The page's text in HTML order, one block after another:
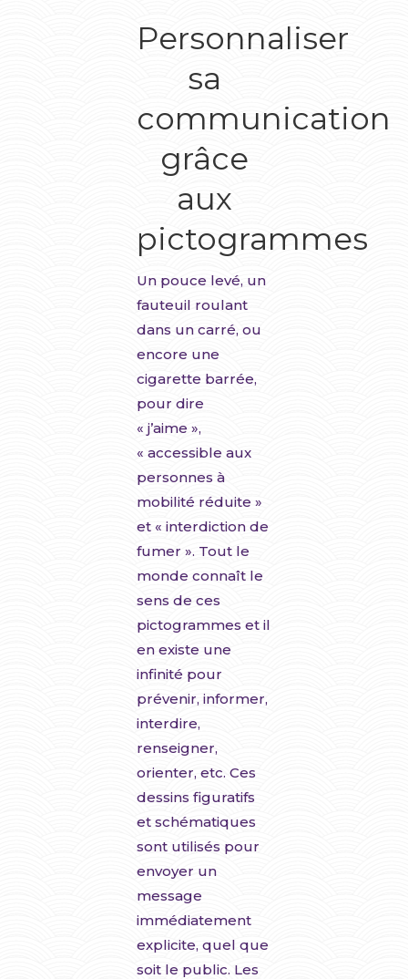
Personnaliser
sa
communication
grâce
aux
pictogrammes
Un pouce levé, un
fauteuil roulant
dans un carré, ou
encore une
cigarette barrée,
pour dire
« j’aime »,
« accessible aux
personnes à
mobilité réduite »
et « interdiction de
fumer ». Tout le
monde connaît le
sens de ces
pictogrammes et il
en existe une
infinité pour
prévenir, informer,
interdire,
renseigner,
orienter, etc. Ces
dessins figuratifs
et schématiques
sont utilisés pour
envoyer un
message
immédiatement
explicite, quel que
soit le public. Les